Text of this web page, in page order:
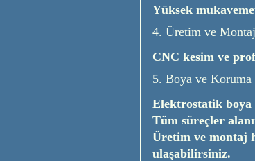
Yüksek
4. Üretim ve Montaj
CNC kesim ve
5. Boya ve Koruma
Elektrostatik boya
Tüm süreçler
Üretim ve montaj
ulaşabilirsiniz.